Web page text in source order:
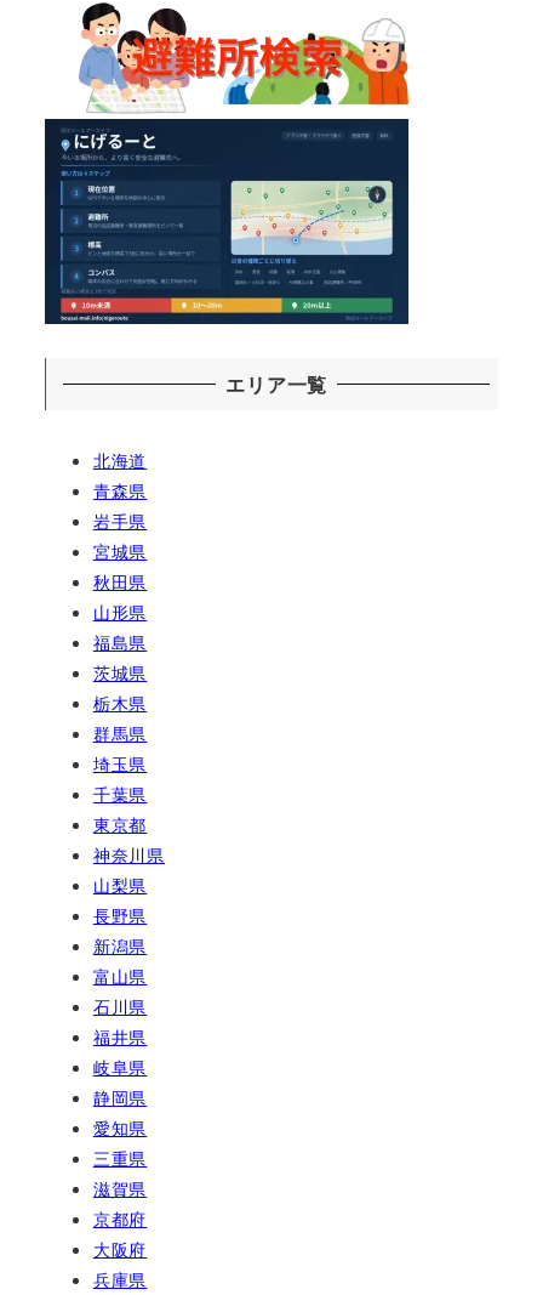
エリア一覧
北海道
青森県
岩手県
宮城県
秋田県
山形県
福島県
茨城県
栃木県
群馬県
埼玉県
千葉県
東京都
神奈川県
山梨県
長野県
新潟県
富山県
石川県
福井県
岐阜県
静岡県
愛知県
三重県
滋賀県
京都府
大阪府
兵庫県